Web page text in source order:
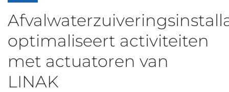
optimaliseert activiteiten
met actuatoren van
LINAK